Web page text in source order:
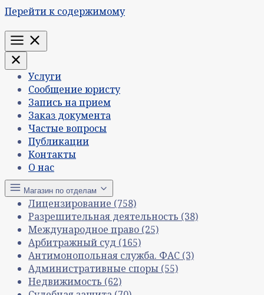
Перейти к содержимому
Меню
Услуги
Сообщение юристу
Запись на прием
Заказ документа
Частые вопросы
Публикации
Контакты
О нас
Магазин по отделам
Лицензирование (758)
Разрешительная деятельность (38)
Международное право (25)
Арбитражный суд (165)
Антимонопольная служба. ФАС (3)
Административные споры (55)
Недвижимость (62)